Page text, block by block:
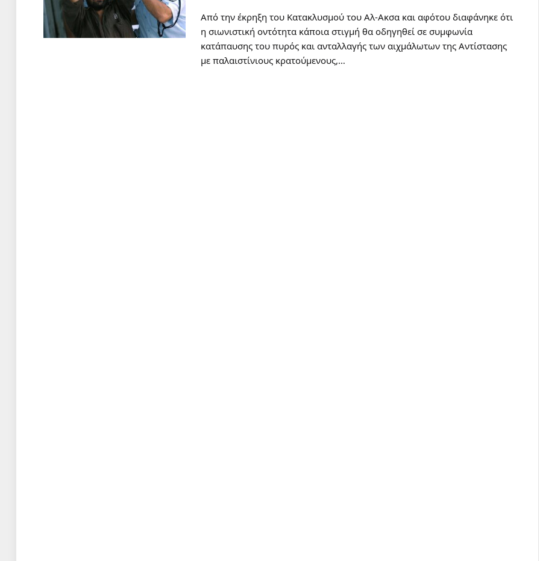
Από την έκρηξη του Κατακλυσμού του Αλ-Ακσα και αφότου διαφάνηκε ότι
η σιωνιστική οντότητα κάποια στιγμή θα οδηγηθεί σε συμφωνία
κατάπαυσης του πυρός και ανταλλαγής των αιχμάλωτων της Αντίστασης
με παλαιστίνιους κρατούμενους,…